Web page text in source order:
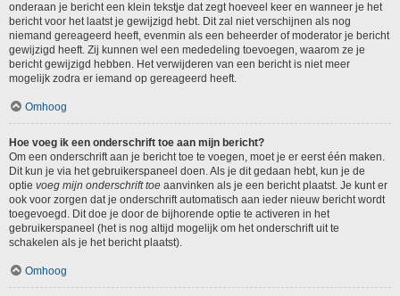
onderaan je bericht een klein tekstje dat zegt hoeveel keer en wanneer je het
bericht voor het laatst je gewijzigd hebt. Dit zal niet verschijnen als nog
niemand gereageerd heeft, evenmin als een beheerder of moderator je bericht
gewijzigd heeft. Zij kunnen wel een mededeling toevoegen, waarom ze je
bericht gewijzigd hebben. Het verwijderen van een bericht is niet meer
mogelijk zodra er iemand op gereageerd heeft.
Omhoog
Hoe voeg ik een onderschrift toe aan mijn bericht?
Om een onderschrift aan je bericht toe te voegen, moet je er eerst één maken.
Dit kun je via het gebruikerspaneel doen. Als je dit gedaan hebt, kun je de
optie voeg mijn onderschrift toe aanvinken als je een bericht plaatst. Je kunt er
ook voor zorgen dat je onderschrift automatisch aan ieder nieuw bericht wordt
toegevoegd. Dit doe je door de bijhorende optie te activeren in het
gebruikerspaneel (het is nog altijd mogelijk om het onderschrift uit te
schakelen als je het bericht plaatst).
Omhoog